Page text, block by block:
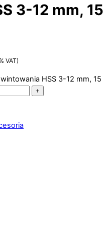
3-12 mm, 15
VAT)
HSS 3-12 mm, 15
+